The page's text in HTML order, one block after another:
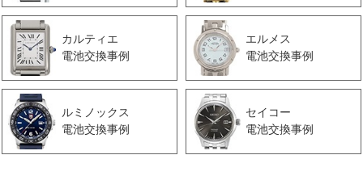
カルティエ
電池交換事例
エルメス
電池交換事例
ルミノックス
電池交換事例
セイコー
電池交換事例